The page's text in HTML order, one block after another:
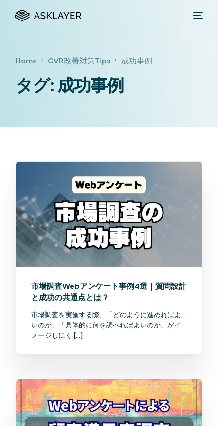
Home CVR改善対策Tips 成功事例
タグ:成功事例
市場調査Webアンケート事例4選｜質問設計
と成功の共通点とは？
市場調査を実施する際、「どのように進めればよ
いのか」「具体的に何を調べればよいのか」がイ
メージしにく […]